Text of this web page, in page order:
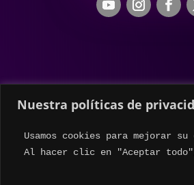
Nuestra políticas de
Usamos cookies para mejorar
Al hacer clic en "Aceptar